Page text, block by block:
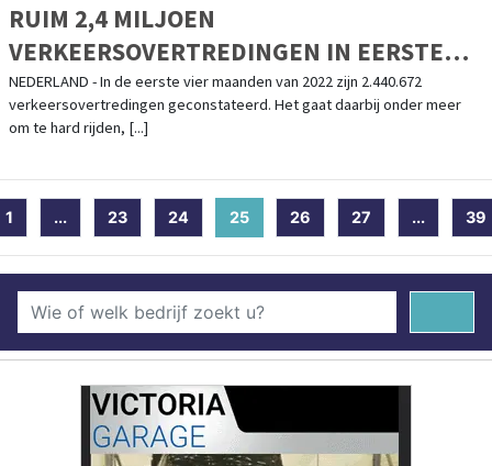
RUIM 2,4 MILJOEN
VERKEERSOVERTREDINGEN IN EERSTE
VIER MAANDEN 2022
NEDERLAND - In de eerste vier maanden van 2022 zijn 2.440.672
verkeersovertredingen geconstateerd. Het gaat daarbij onder meer
om te hard rijden, [...]
1 ... 23 24 25 (current)
26 27 ... 39